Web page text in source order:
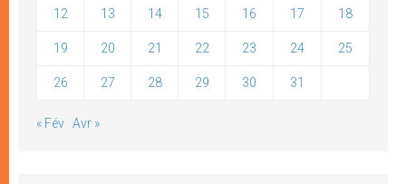
12 13 14 15 16 17 18
19 20 21 22 23 24 25
26 27 28 29 30 31
« Fév Avr »